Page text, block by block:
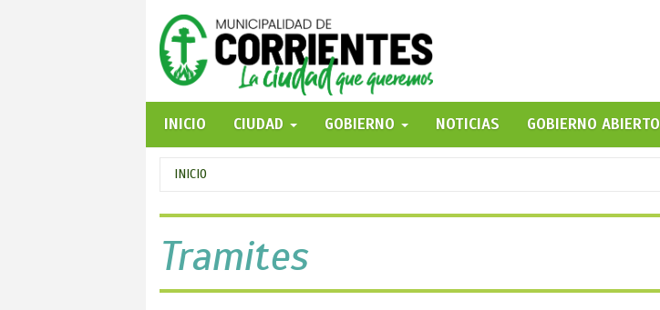
INICIO
CIUDAD GOBIERNO NOTICIAS GOBIERNO ABIERTO
Se
encuentra
usted
aquí
INICIO
Tramites